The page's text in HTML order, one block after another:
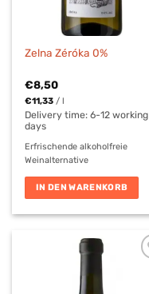
Zelna Zéróka 0%
€8,50
€11,33 / l
Delivery time: 6-12 working
days
Erfrischende alkoholfreie
Weinalternative
IN DEN WARENKORB